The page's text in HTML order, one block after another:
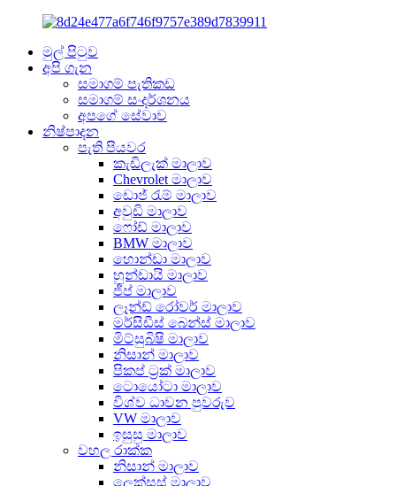
මුල් පිටුව
අපි ගැන
සමාගම් පැතිකඩ
සමාගම් සංදර්ශනය
අපගේ සේවාව
නිෂ්පාදන
පැති පියවර
කැඩිලැක් මාලාව
Chevrolet මාලාව
ඩොජ් රැම් මාලාව
අවුඩි මාලාව
ෆෝඩ් මාලාව
BMW මාලාව
හොන්ඩා මාලාව
හුන්ඩායි මාලාව
ජීප් මාලාව
ලෑන්ඩ් රෝවර් මාලාව
මර්සිඩීස් බෙන්ස් මාලාව
මිට්සුබිෂි මාලාව
නිසාන් මාලාව
පිකප් ට්‍රක් මාලාව
ටොයෝටා මාලාව
විශ්ව ධාවන පුවරුව
VW මාලාව
ඉසුසු මාලාව
වහල රාක්ක
නිසාන් මාලාව
ලෙක්සස් මාලාව